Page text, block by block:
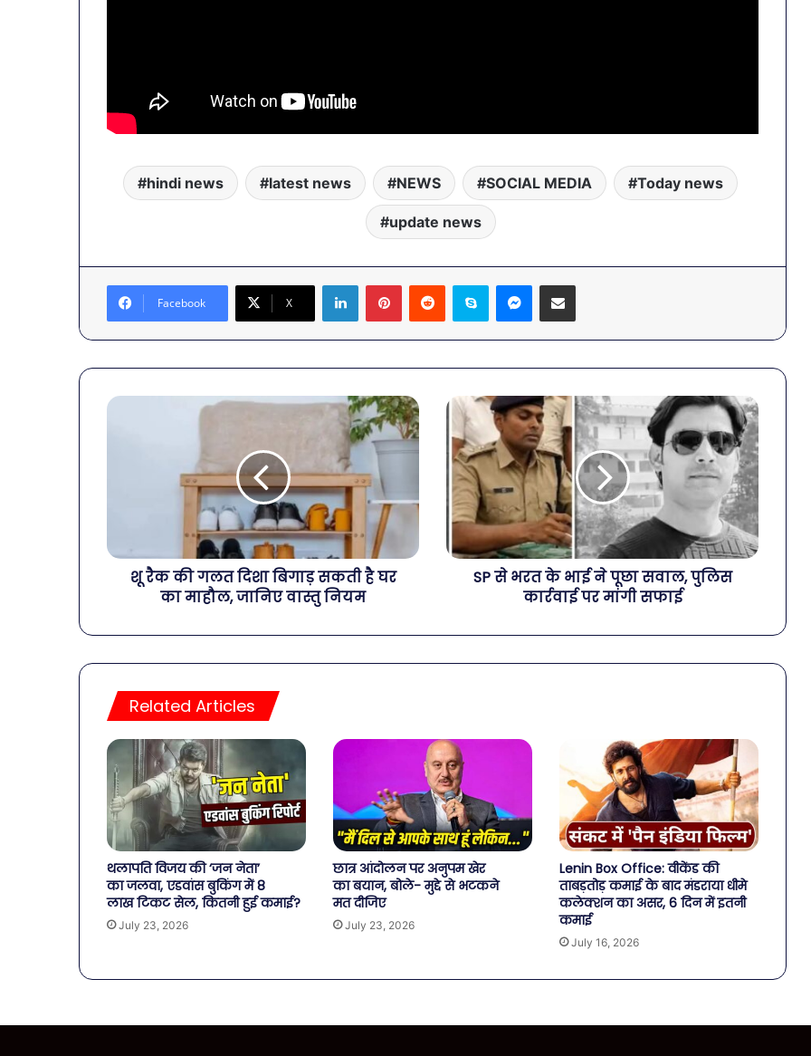
hindi news latest news NEWS SOCIAL MEDIA Today news
update news
Facebook X
LinkedInPinterestReddit Skype Messenger
Share via Email
शू रैक की गलत दिशा बिगाड़ सकती है घर
का माहौल, जानिए वास्तु नियम
SP से भरत के भाई ने पूछा सवाल, पुलिस
कार्रवाई पर मांगी सफाई
Related Articles
थलापति विजय की ‘जन नेता’
का जलवा, एडवांस बुकिंग में 8
लाख टिकट सेल, कितनी हुई कमाई?
July 23, 2026
छात्र आंदोलन पर अनुपम खेर
का बयान, बोले- मुद्दे से भटकने
मत दीजिए
July 23, 2026
Lenin Box Office: वीकेंड की
ताबड़तोड़ कमाई के बाद मंडराया धीमे
कलेक्शन का असर, 6 दिन में इतनी
कमाई
July 16, 2026